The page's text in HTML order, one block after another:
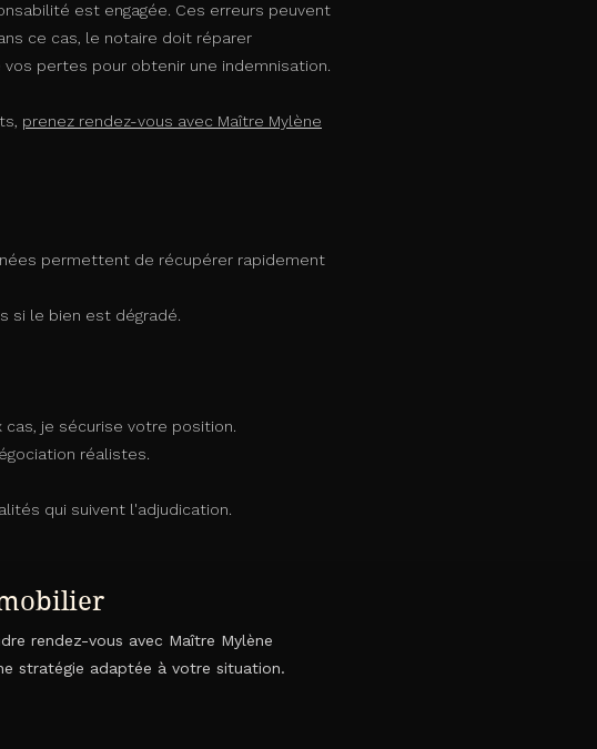
est engagée. Ces erreurs peuvent
ce cas, le notaire doit réparer
pertes pour obtenir une indemnisation.
prenez rendez-vous avec Maître Mylène
permettent de récupérer rapidement
si le bien est dégradé.
je sécurise votre position.
réalistes.
qui suivent l'adjudication.
rendez-vous avec Maître Mylène
stratégie adaptée à votre situation.